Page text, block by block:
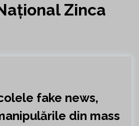
Zinca
fake news,
din mass